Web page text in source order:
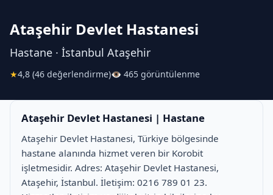
Ataşehir Devlet Hastanesi
Hastane · İstanbul Ataşehir
★4,8 (46 değerlendirme)👁 465 görüntülenme
Ataşehir Devlet Hastanesi | Hastane
Ataşehir Devlet Hastanesi, Türkiye bölgesinde
hastane alanında hizmet veren bir Korobit
işletmesidir. Adres: Ataşehir Devlet Hastanesi,
Ataşehir, İstanbul. İletişim: 0216 789 01 23.